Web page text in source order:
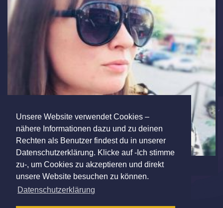
Unsere Website verwendet Cookies –
nähere Informationen dazu und zu deinen
Rechten als Benutzer findest du in unserer
Datenschutzerklärung. Klicke auf -Ich stimme
zu-, um Cookies zu akzeptieren und direkt
unsere Website besuchen zu können.
Datenschutzerklärung